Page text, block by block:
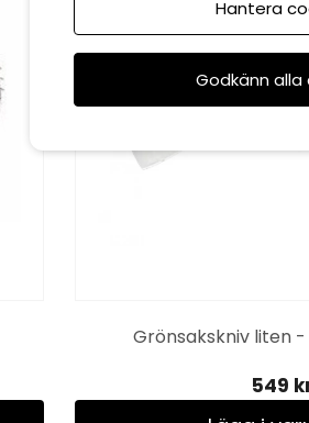
Grönsakskniv liten
549
Hantera
Godkänn alla